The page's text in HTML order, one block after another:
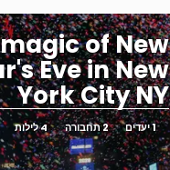
of New
Eve in New
York City NY
1 יעדים 2 תחבורה 4 לילות